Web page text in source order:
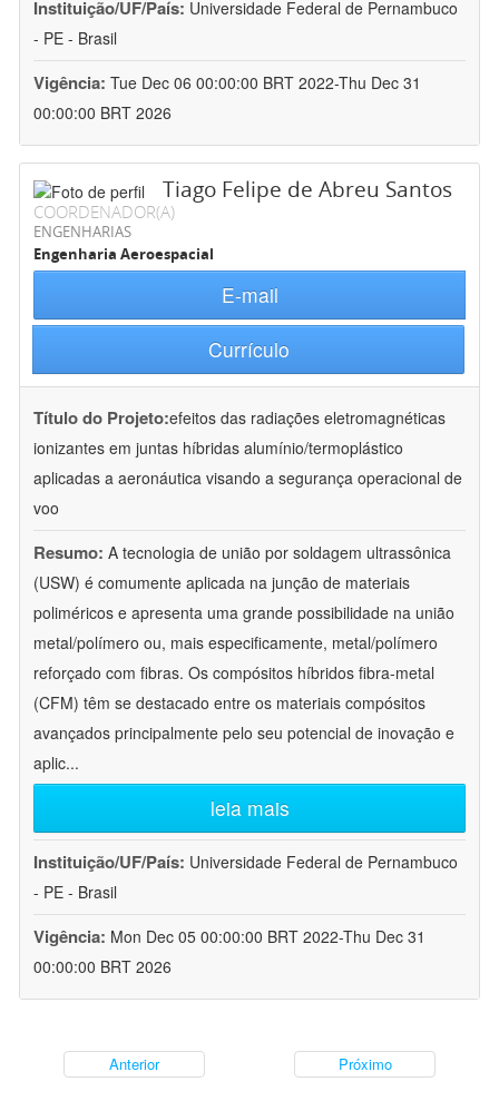
Instituição/UF/País: Universidade Federal de Pernambuco
- PE - Brasil
Vigência: Tue Dec 06 00:00:00 BRT 2022-Thu Dec 31
00:00:00 BRT 2026
Tiago Felipe de Abreu Santos
COORDENADOR(A)
ENGENHARIAS
Engenharia Aeroespacial
E-mail
Currículo
Título do Projeto:efeitos das radiações eletromagnéticas
ionizantes em juntas híbridas alumínio/termoplástico
aplicadas a aeronáutica visando a segurança operacional de
voo
Resumo: A tecnologia de união por soldagem ultrassônica
(USW) é comumente aplicada na junção de materiais
poliméricos e apresenta uma grande possibilidade na união
metal/polímero ou, mais especificamente, metal/polímero
reforçado com fibras. Os compósitos híbridos fibra-metal
(CFM) têm se destacado entre os materiais compósitos
avançados principalmente pelo seu potencial de inovação e
aplic...
leia mais
Instituição/UF/País: Universidade Federal de Pernambuco
- PE - Brasil
Vigência: Mon Dec 05 00:00:00 BRT 2022-Thu Dec 31
00:00:00 BRT 2026
Anterior Próximo